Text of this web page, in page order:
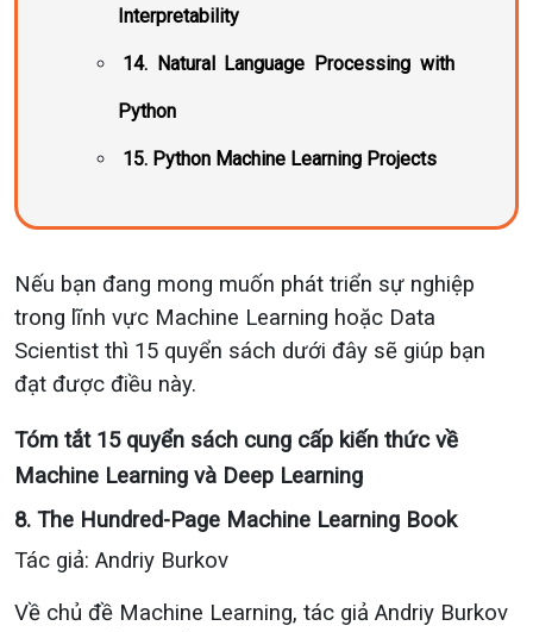
Interpretability
14. Natural Language Processing with
Python
15. Python Machine Learning Projects
Nếu bạn đang mong muốn phát triển sự nghiệp
trong lĩnh vực Machine Learning hoặc Data
Scientist thì 15 quyển sách dưới đây sẽ giúp bạn
đạt được điều này.
Tóm tắt 15 quyển sách cung cấp kiến thức về
Machine Learning và Deep Learning
8. The Hundred-Page Machine Learning Book
Tác giả: Andriy Burkov
Về chủ đề Machine Learning, tác giả Andriy Burkov